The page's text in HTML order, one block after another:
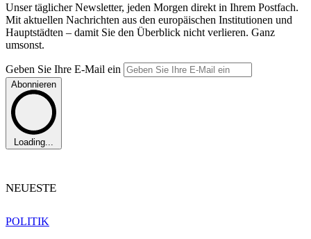
Unser täglicher Newsletter, jeden Morgen direkt in Ihrem Postfach.
Mit aktuellen Nachrichten aus den europäischen Institutionen und
Hauptstädten – damit Sie den Überblick nicht verlieren. Ganz
umsonst.
Geben Sie Ihre E-Mail ein
Abonnieren
Loading...
NEUESTE
POLITIK